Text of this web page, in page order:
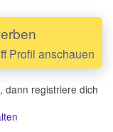
Profil anschauen
dann registriere dich